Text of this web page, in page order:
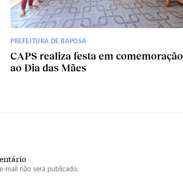
PREFEITURA DE RAPOSA
CAPS realiza festa em comemoração
ao Dia das Mães
mail não será publicado.